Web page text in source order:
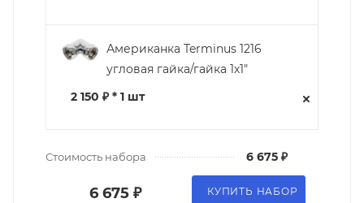
Американка Terminus 1216
угловая гайка/гайка 1х1"
2 150 ₽ * 1 шт
Стоимость набора 6 675 ₽
6 675 ₽ КУПИТЬ НАБОР